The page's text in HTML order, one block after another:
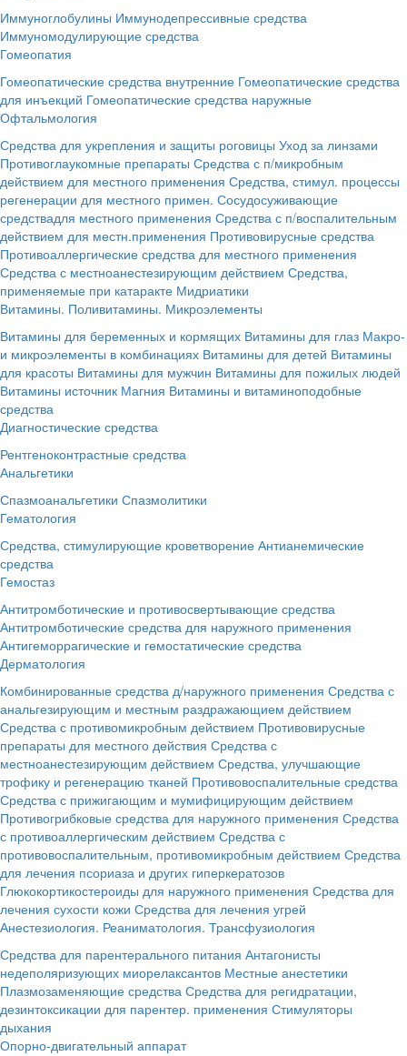
Иммуноглобулины Иммунодепрессивные средства
Иммуномодулирующие средства
Гомеопатия
Гомеопатические средства внутренние Гомеопатические средства
для инъекций Гомеопатические средства наружные
Офтальмология
Средства для укрепления и защиты роговицы Уход за линзами
Противоглаукомные препараты Средства с п/микробным
действием для местного применения Средства, стимул. процессы
регенерации для местного примен. Сосудосуживающие
средствадля местного применения Средства с п/воспалительным
действием для местн.применения Противовирусные средства
Противоаллергические средства для местного применения
Средства с местноанестезирующим действием Средства,
применяемые при катаракте Мидриатики
Витамины. Поливитамины. Микроэлементы
Витамины для беременных и кормящих Витамины для глаз Макро-
и микроэлементы в комбинациях Витамины для детей Витамины
для красоты Витамины для мужчин Витамины для пожилых людей
Витамины источник Магния Витамины и витаминоподобные
средства
Диагностические средства
Рентгеноконтрастные средства
Анальгетики
Спазмоанальгетики Спазмолитики
Гематология
Средства, стимулирующие кроветворение Антианемические
средства
Гемостаз
Антитромботические и противосвертывающие средства
Антитромботические средства для наружного применения
Антигеморрагические и гемостатические средства
Дерматология
Комбинированные средства д/наружного применения Средства с
анальгезирующим и местным раздражающием действием
Средства с противомикробным действием Противовирусные
препараты для местного действия Средства с
местноанестезирующим действием Средства, улучшающие
трофику и регенерацию тканей Противовоспалительные средства
Средства с прижигающим и мумифицирующим действием
Противогрибковые средства для наружного применения Средства
с противоаллергическим действием Средства с
противовоспалительным, противомикробным действием Средства
для лечения псориаза и других гиперкератозов
Глюкокортикостероиды для наружного применения Средства для
лечения сухости кожи Средства для лечения угрей
Анестезиология. Реаниматология. Трансфузиология
Средства для парентерального питания Антагонисты
недеполяризующих миорелаксантов Местные анестетики
Плазмозаменяющие средства Средства для регидратации,
дезинтоксикации для парентер. применения Стимуляторы
дыхания
Опорно-двигательный аппарат